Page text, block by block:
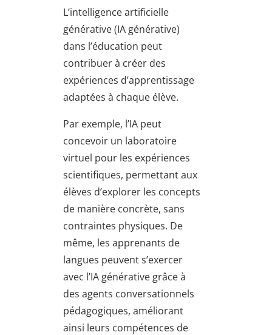
L’intelligence artificielle
générative (IA générative)
dans l’éducation peut
contribuer à créer des
expériences d’apprentissage
adaptées à chaque élève.
Par exemple, l’IA peut
concevoir un laboratoire
virtuel pour les expériences
scientifiques, permettant aux
élèves d’explorer les concepts
de manière concrète, sans
contraintes physiques. De
même, les apprenants de
langues peuvent s’exercer
avec l’IA générative grâce à
des agents conversationnels
pédagogiques, améliorant
ainsi leurs compétences de